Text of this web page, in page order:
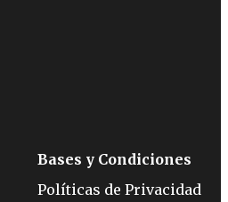
Bases y Condiciones
Políticas de Privacidad